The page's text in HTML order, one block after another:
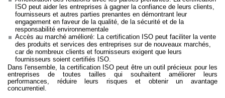
ISO peut aider les entreprises à gagner la confiance de leurs clients,
fournisseurs et autres parties prenantes en démontrant leur
engagement en faveur de la qualité, de la sécurité et de la
responsabilité environnementale
Accès au marché amélioré: La certification ISO peut faciliter la vente
des produits et services des entreprises sur de nouveaux marchés,
car de nombreux clients et fournisseurs exigent que leurs
fournisseurs soient certifiés ISO.
Dans l'ensemble, la certification ISO peut être un outil précieux pour les
entreprises de toutes tailles qui souhaitent améliorer leurs
performances, réduire leurs risques et obtenir un avantage
concurrentiel.